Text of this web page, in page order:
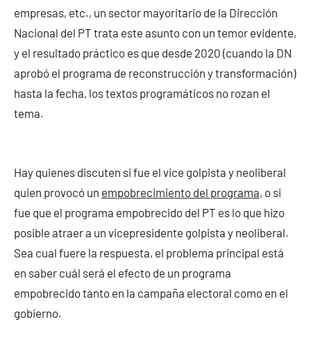
empresas, etc., un sector mayoritario de la Dirección
Nacional del PT trata este asunto con un temor evidente,
y el resultado práctico es que desde 2020 (cuando la DN
aprobó el programa de reconstrucción y transformación)
hasta la fecha, los textos programáticos no rozan el
tema.
Hay quienes discuten si fue el vice golpista y neoliberal
quien provocó un empobrecimiento del programa, o si
fue que el programa empobrecido del PT es lo que hizo
posible atraer a un vicepresidente golpista y neoliberal.
Sea cual fuere la respuesta, el problema principal está
en saber cuál será el efecto de un programa
empobrecido tanto en la campaña electoral como en el
gobierno.